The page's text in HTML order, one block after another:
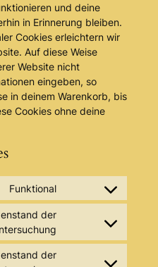
und deine
in Erinnerung bleiben.
Cookies erleichtern wir
Auf diese Weise
Website nicht
eingeben, so
in deinem Warenkorb, bis
Cookies ohne deine
Funktional
wordpress
der
to
der